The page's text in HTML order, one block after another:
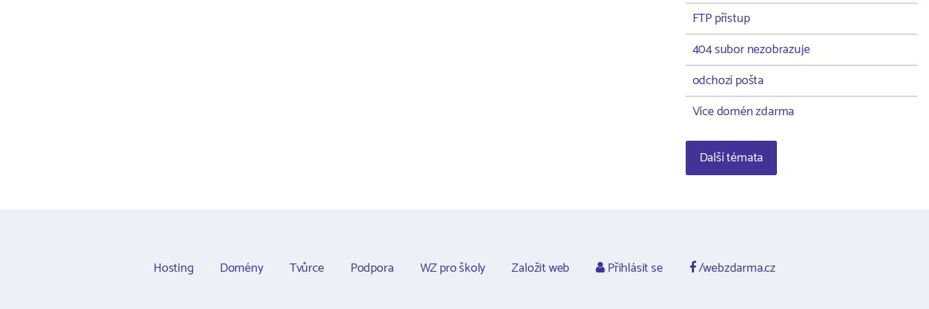
FTP přístup
404 subor nezobrazuje
odchozí pošta
Více domén zdarma
Další témata
Hosting Domény Tvůrce Podpora WZ pro školy Založit web Přihlásit se /webzdarma.cz